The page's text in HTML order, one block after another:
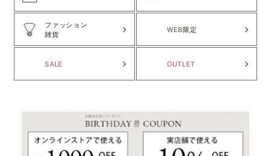
ファッション
雑貨
WEB限定
SALE OUTLET